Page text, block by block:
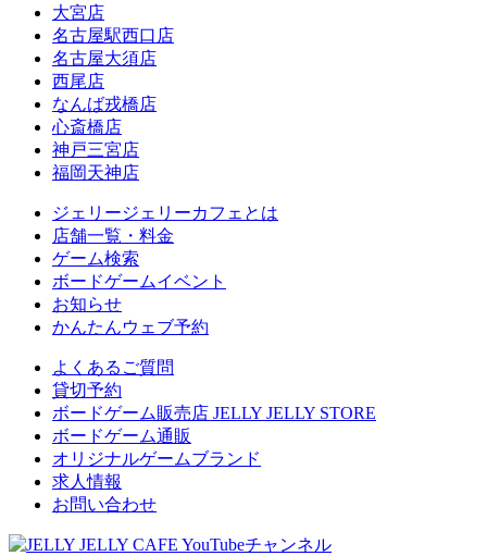
大宮店
名古屋駅西口店
名古屋大須店
西尾店
なんば戎橋店
心斎橋店
神戸三宮店
福岡天神店
ジェリージェリーカフェとは
店舗一覧・料金
ゲーム検索
ボードゲームイベント
お知らせ
かんたんウェブ予約
よくあるご質問
貸切予約
ボードゲーム販売店 JELLY JELLY STORE
ボードゲーム通販
オリジナルゲームブランド
求人情報
お問い合わせ